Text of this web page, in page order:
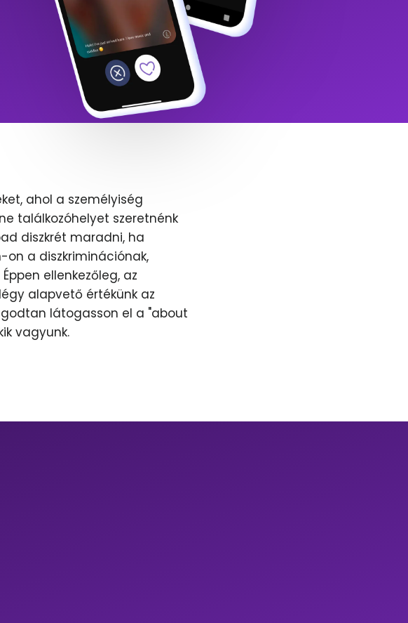
ahol a személyiség
találkozóhelyet szeretnénk
diszkrét maradni, ha
a diszkriminációnak,
ellenkezőleg, az
alapvető értékünk az
látogasson el a "about
vagyunk.